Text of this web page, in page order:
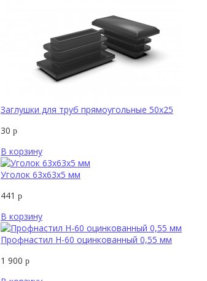
Заглушки для труб прямоугольные 50х25
30 р
В корзину
Уголок 63х63х5 мм
441 р
В корзину
Профнастил Н-60 оцинкованный 0,55 мм
1 900 р